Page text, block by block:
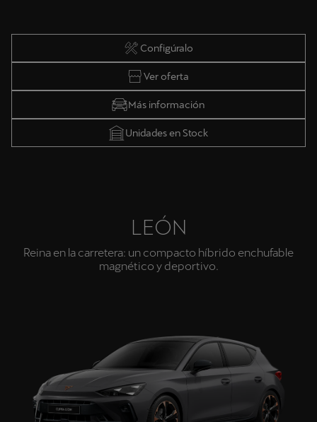
Configúralo
Ver oferta
Más información
Unidades en Stock
LEÓN
Reina en la carretera: un compacto híbrido enchufable
magnético y deportivo.